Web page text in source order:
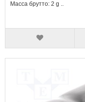
Масса брутто: 2 g ..